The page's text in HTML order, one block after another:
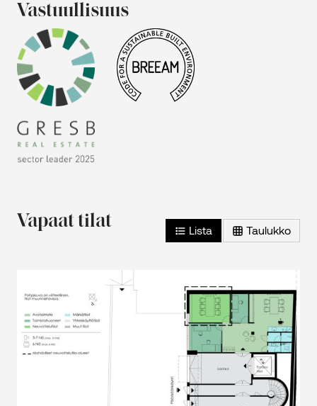
Vastuulli­suus
Vapaat tilat Lista Taulukko
Toimistotila – 2. kerros – 84 m2